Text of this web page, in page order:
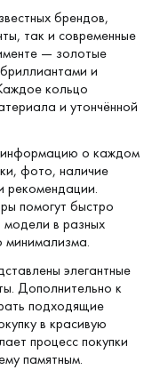
брендов,
так и современные
— золотые
и
кольцо
и утончённой
о каждом
фото, наличие
рекомендации.
помогут быстро
модели в разных
минимализма.
элегантные
. Дополнительно к
подходящие
в красивую
процесс покупки
памятным.